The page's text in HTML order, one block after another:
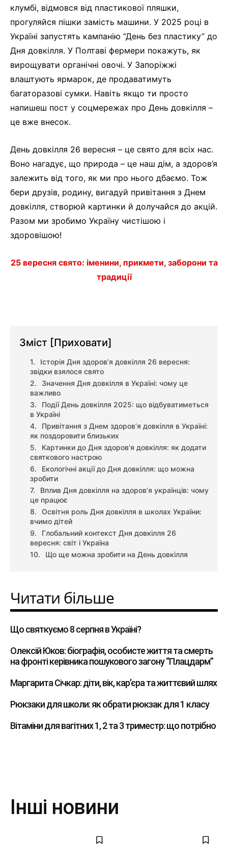
клумбі, відмовся від пластикової пляшки,
прогуляйся пішки замість машини. У 2025 році в
Україні запустять кампанію “День без пластику” до
Дня довкілля. У Полтаві фермери покажуть, як
вирощувати органічні овочі. У Запоріжжі
влаштують ярмарок, де продаватимуть
багаторазові сумки. Навіть якщо ти просто
напишеш пост у соцмережах про День довкілля –
це вже внесок.
День довкілля 26 вересня – це свято для всіх нас.
Воно нагадує, що природа – це наш дім, а здоров’я
залежить від того, як ми про нього дбаємо. Тож
бери друзів, родину, вигадуй привітання з Днем
довкілля, створюй картинки й долучайся до акцій.
Разом ми зробимо Україну чистішою і
здоровішою!
25 вересня свято: іменини, прикмети, заборони та
традиції
Зміст [Приховати]
Історія Дня здоров’я довкілля 26 вересня:
звідки взялося свято
Значення Дня довкілля в Україні: чому це
важливо
Події День довкілля 2025: що відбуватиметься
в Україні
Привітання з Днем здоров’я довкілля в Україні:
як поздоровити близьких
Картинки до Дня здоров’я довкілля: як додати
святкового настрою
Екологічні акції до Дня довкілля: що можна
зробити
Вплив Дня довкілля на здоров’я українців: чому
це працює
Освітня роль Дня довкілля в школах України:
вчимо дітей
Глобальний контекст Дня довкілля 26
вересня: світ і Україна
Що ще можна зробити на День довкілля
Читати більше
Що святкуємо 8 серпня в Україні?
Олексій Юков: біографія, особисте життя та смерть
на фронті керівника пошукового загону “Плацдарм”
Маргарита Січкар: діти, вік, кар’єра та життєвий шлях
Рюкзаки для школи: як обрати рюкзак для 1 класу
Вітаміни для вагітних 1, 2 та 3 триместр: що потрібно
Інші новини